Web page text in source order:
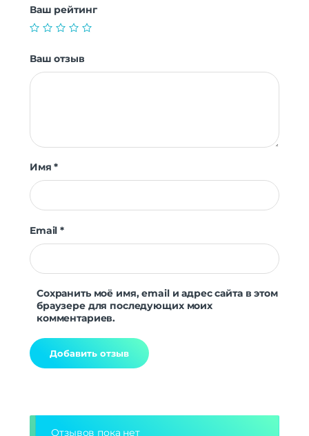
Ваш рейтинг
Ваш отзыв
Имя*
Email*
Сохранить моё имя, email и адрес сайта в этом
браузере для последующих моих
комментариев.
Отзывов пока нет